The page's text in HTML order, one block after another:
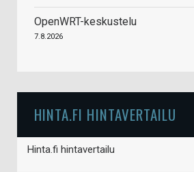
OpenWRT-keskustelu
7.8.2026
HINTA.FI HINTAVERTAILU
Hinta.fi hintavertailu